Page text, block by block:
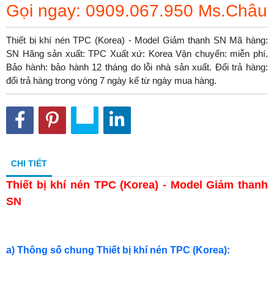
Gọi ngay: 0909.067.950 Ms.Châu
Thiết bị khí nén TPC (Korea) - Model Giảm thanh SN Mã hàng:
SN Hãng sản xuất: TPC Xuất xứ: Korea Vận chuyển: miễn phí.
Bảo hành: bảo hành 12 tháng do lỗi nhà sản xuất. Đổi trả hàng:
đổi trả hàng trong vòng 7 ngày kể từ ngày mua hàng.
CHI TIẾT
Thiết bị khí nén TPC (Korea) - Model Giảm thanh
SN
a) Thông số chung Thiết bị khí nén TPC (Korea):